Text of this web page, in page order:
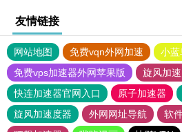
友情链接
网站地图 免费vqn外网加速
小蓝
免费vps加速器外网苹果版
旋风加
快连加速器官网入口
原子加速器
旋风加速度器
外网网址导航 软